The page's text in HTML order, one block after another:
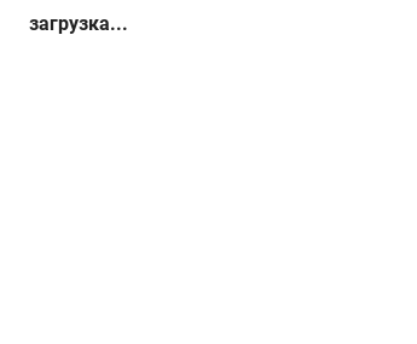
загрузка...